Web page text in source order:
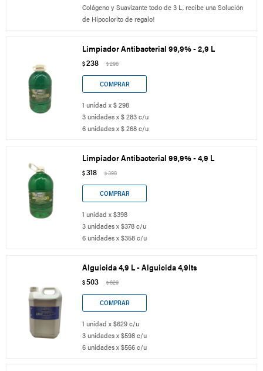
Colágeno y Suavizante todo de 3 L, recibe una Solución
de Hipoclorito de regalo!
Limpiador Antibacterial 99,9% - 2,9 L
$238 $298
1 unidad x $ 298
3 unidades x $ 283 c/u
6 unidades x $ 268 c/u
Limpiador Antibacterial 99,9% - 4,9 L
$318 $398
1 unidad x $398
3 unidades x $378 c/u
6 unidades x $358 c/u
Alguicida 4,9 L - Alguicida 4,9lts
$503 $629
1 unidad x $629 c/u
3 unidades x $598 c/u
6 unidades x $566 c/u